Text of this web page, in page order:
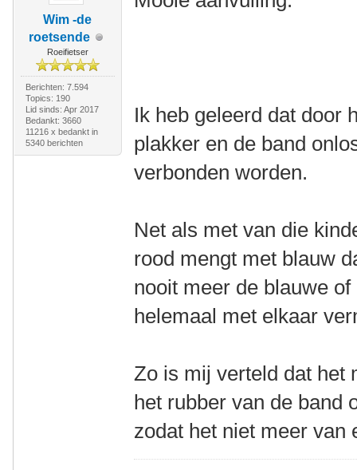
Wim -de
roetsende
Roeifietser
Berichten: 7.594
Topics: 190
Lid sinds: Apr 2017
Bedankt: 3660
11216 x bedankt in
5340 berichten
Ik heb geleerd dat door
plakker en de band
verbonden worden.
Net als met van die
rood mengt met blauw
nooit meer de blauwe
helemaal met elkaar
Zo is mij verteld dat het
het rubber van de band
zodat het niet meer van